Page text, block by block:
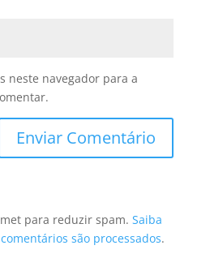
neste navegador para a
para reduzir spam. Saiba
são processados.